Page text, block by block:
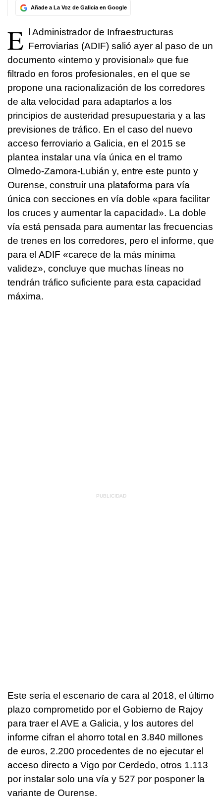
Añade a La Voz de Galicia en Google
E
l Administrador de Infraestructuras
Ferroviarias (ADIF) salió ayer al paso de un
documento «interno y provisional» que fue
filtrado en foros profesionales, en el que se
propone una racionalización de los corredores
de alta velocidad para adaptarlos a los
principios de austeridad presupuestaria y a las
previsiones de tráfico. En el caso del nuevo
acceso ferroviario a Galicia, en el 2015 se
plantea instalar una vía única en el tramo
Olmedo-Zamora-Lubián y, entre este punto y
Ourense, construir una plataforma para vía
única con secciones en vía doble «para facilitar
los cruces y aumentar la capacidad». La doble
vía está pensada para aumentar las frecuencias
de trenes en los corredores, pero el informe, que
para el ADIF «carece de la más mínima
validez», concluye que muchas líneas no
tendrán tráfico suficiente para esta capacidad
máxima.
Este sería el escenario de cara al 2018, el último
plazo comprometido por el Gobierno de Rajoy
para traer el AVE a Galicia, y los autores del
informe cifran el ahorro total en 3.840 millones
de euros, 2.200 procedentes de no ejecutar el
acceso directo a Vigo por Cerdedo, otros 1.113
por instalar solo una vía y 527 por posponer la
variante de Ourense.